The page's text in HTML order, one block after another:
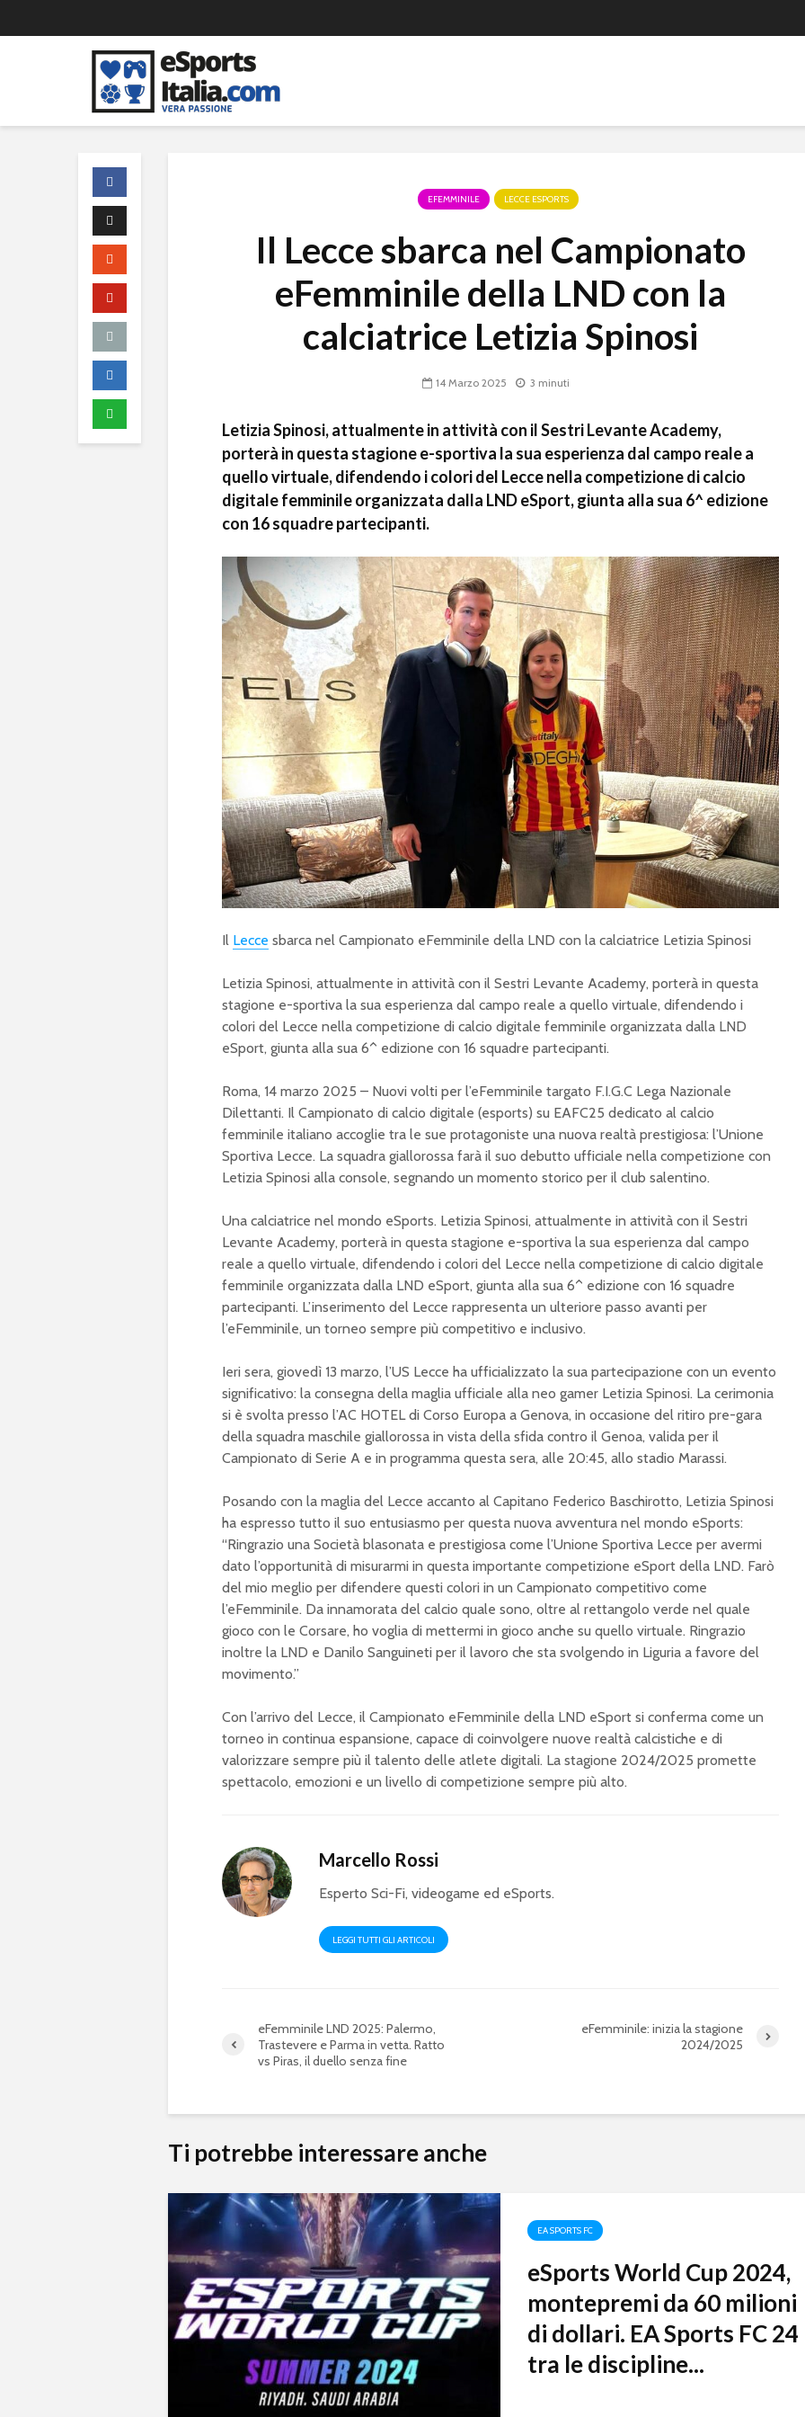
EFEMMINILE LECCE ESPORTS
Il Lecce sbarca nel Campionato
eFemminile della LND con la
calciatrice Letizia Spinosi
14 Marzo 2025 3 minuti
Letizia Spinosi, attualmente in attività con il Sestri Levante Academy,
porterà in questa stagione e-sportiva la sua esperienza dal campo reale a
quello virtuale, difendendo i colori del Lecce nella competizione di calcio
digitale femminile organizzata dalla LND eSport, giunta alla sua 6^ edizione
con 16 squadre partecipanti.
Il Lecce sbarca nel Campionato eFemminile della LND con la calciatrice Letizia Spinosi
Letizia Spinosi, attualmente in attività con il Sestri Levante Academy, porterà in questa
stagione e-sportiva la sua esperienza dal campo reale a quello virtuale, difendendo i
colori del Lecce nella competizione di calcio digitale femminile organizzata dalla LND
eSport, giunta alla sua 6^ edizione con 16 squadre partecipanti.
Roma, 14 marzo 2025 – Nuovi volti per l’eFemminile targato F.I.G.C Lega Nazionale
Dilettanti. Il Campionato di calcio digitale (esports) su EAFC25 dedicato al calcio
femminile italiano accoglie tra le sue protagoniste una nuova realtà prestigiosa: l’Unione
Sportiva Lecce. La squadra giallorossa farà il suo debutto ufficiale nella competizione con
Letizia Spinosi alla console, segnando un momento storico per il club salentino.
Una calciatrice nel mondo eSports. Letizia Spinosi, attualmente in attività con il Sestri
Levante Academy, porterà in questa stagione e-sportiva la sua esperienza dal campo
reale a quello virtuale, difendendo i colori del Lecce nella competizione di calcio digitale
femminile organizzata dalla LND eSport, giunta alla sua 6^ edizione con 16 squadre
partecipanti. L’inserimento del Lecce rappresenta un ulteriore passo avanti per
l’eFemminile, un torneo sempre più competitivo e inclusivo.
Ieri sera, giovedì 13 marzo, l’US Lecce ha ufficializzato la sua partecipazione con un evento
significativo: la consegna della maglia ufficiale alla neo gamer Letizia Spinosi. La cerimonia
si è svolta presso l’AC HOTEL di Corso Europa a Genova, in occasione del ritiro pre-gara
della squadra maschile giallorossa in vista della sfida contro il Genoa, valida per il
Campionato di Serie A e in programma questa sera, alle 20:45, allo stadio Marassi.
Posando con la maglia del Lecce accanto al Capitano Federico Baschirotto, Letizia Spinosi
ha espresso tutto il suo entusiasmo per questa nuova avventura nel mondo eSports:
“Ringrazio una Società blasonata e prestigiosa come l’Unione Sportiva Lecce per avermi
dato l’opportunità di misurarmi in questa importante competizione eSport della LND. Farò
del mio meglio per difendere questi colori in un Campionato competitivo come
l’eFemminile. Da innamorata del calcio quale sono, oltre al rettangolo verde nel quale
gioco con le Corsare, ho voglia di mettermi in gioco anche su quello virtuale. Ringrazio
inoltre la LND e Danilo Sanguineti per il lavoro che sta svolgendo in Liguria a favore del
movimento.”
Con l’arrivo del Lecce, il Campionato eFemminile della LND eSport si conferma come un
torneo in continua espansione, capace di coinvolgere nuove realtà calcistiche e di
valorizzare sempre più il talento delle atlete digitali. La stagione 2024/2025 promette
spettacolo, emozioni e un livello di competizione sempre più alto.
Marcello Rossi
Esperto Sci-Fi, videogame ed eSports.
LEGGI TUTTI GLI ARTICOLI
eFemminile LND 2025: Palermo,
Trastevere e Parma in vetta. Ratto
vs Piras, il duello senza fine
eFemminile: inizia la stagione
2024/2025
Ti potrebbe interessare anche
EA SPORTS FC
eSports World Cup 2024,
montepremi da 60 milioni
di dollari. EA Sports FC 24
tra le discipline...
1 vs 1 edizione
2025/2026
eSerie D: Il Vesta fa la
doppietta.
eFemminile:
campionato al
Trastevere e Coppa al
Palermo
chiudono in vetta,
emozioni nei Gironi C
e D